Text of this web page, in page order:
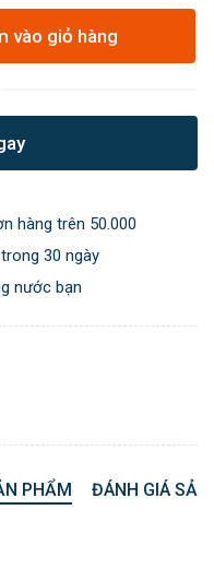
vào giỏ hàng
hàng trên 50.000
30 ngày
nước bạn
PHẨM ĐÁNH GIÁ